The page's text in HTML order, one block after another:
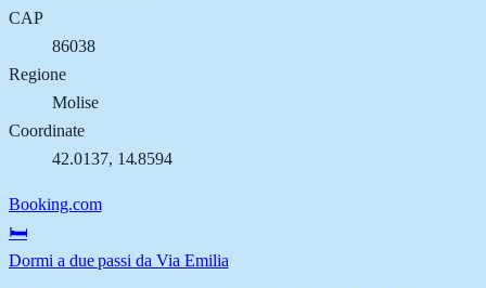
CAP
86038
Regione
Molise
Coordinate
42.0137, 14.8594
Booking.com
🛏️
Dormi a due passi da Via Emilia